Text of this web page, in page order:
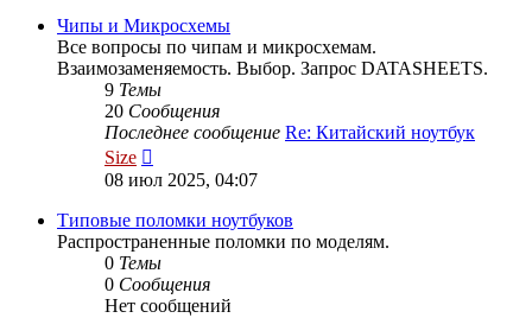
сообщению
Чипы и Микросхемы
Все вопросы по чипам и микросхемам.
Взаимозаменяемость. Выбор. Запрос DATASHEETS.
9 Темы
20 Сообщения
Последнее сообщение Re: Китайский ноутбук
Size
к
сообщению
08 июл 2025, 04:07
Типовые поломки ноутбуков
Распространенные поломки по моделям.
0 Темы
0 Сообщения
Нет сообщений